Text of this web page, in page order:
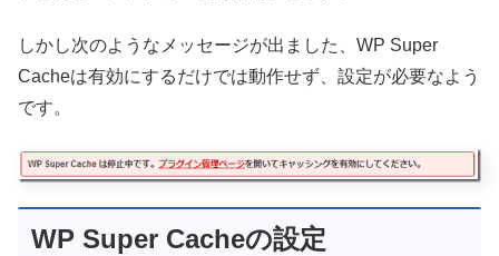
しかし次のようなメッセージが出ました、WP Super
Cacheは有効にするだけでは動作せず、設定が必要なよう
です。
WP Super Cacheの設定